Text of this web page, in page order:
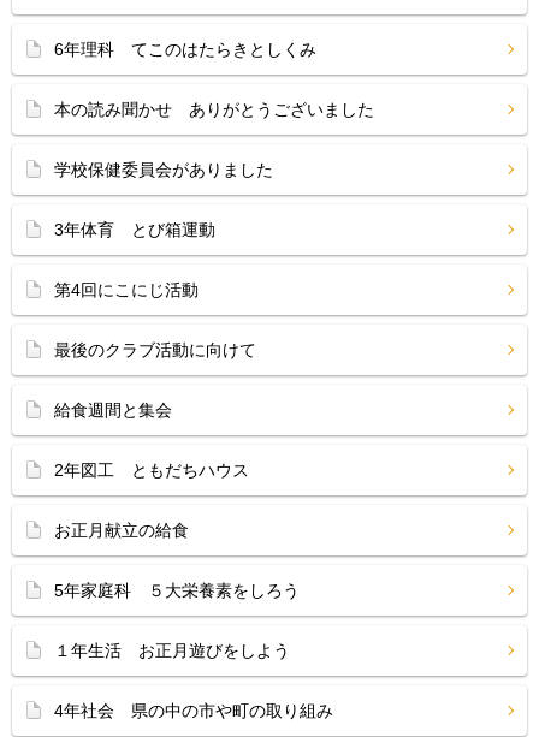
6年理科 てこのはたらきとしくみ
本の読み聞かせ ありがとうございました
学校保健委員会がありました
3年体育 とび箱運動
第4回にこにじ活動
最後のクラブ活動に向けて
給食週間と集会
2年図工 ともだちハウス
お正月献立の給食
5年家庭科 ５大栄養素をしろう
１年生活 お正月遊びをしよう
4年社会 県の中の市や町の取り組み